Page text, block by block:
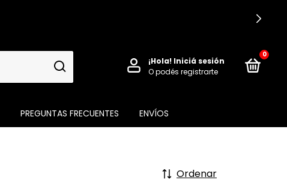
¡Hola! Iniciá sesión
O podés registrarte
0
PREGUNTAS FRECUENTES ENVÍOS
Ordenar